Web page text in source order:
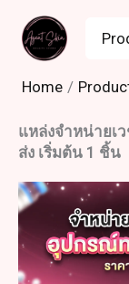
content
for:
Home
แหล่งจำหน่ายเ
ส่ง เริ่มต้น 1 ชิ้น